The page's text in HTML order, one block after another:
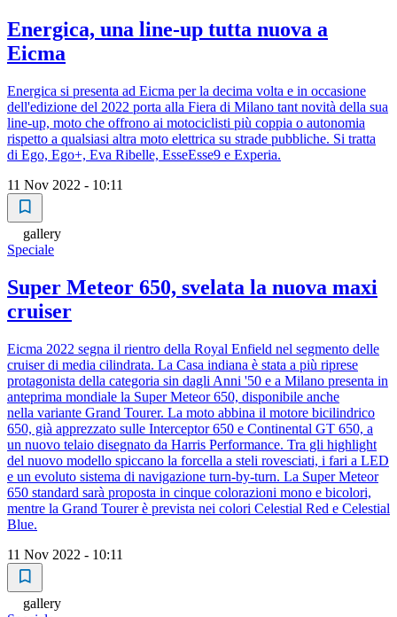
Energica, una line-up tutta nuova a
Eicma
Energica si presenta ad Eicma per la decima volta e in occasione
dell'edizione del 2022 porta alla Fiera di Milano tant novità della sua
line-up, moto che offrono ai motociclisti più coppia o autonomia
rispetto a qualsiasi altra moto elettrica su strade pubbliche. Si tratta
di Ego, Ego+, Eva Ribelle, EsseEsse9 e Experia.
11 Nov 2022 - 10:11
gallery
Speciale
Super Meteor 650, svelata la nuova maxi
cruiser
Eicma 2022 segna il rientro della Royal Enfield nel segmento delle
cruiser di media cilindrata. La Casa indiana è stata a più riprese
protagonista della categoria sin dagli Anni '50 e a Milano presenta in
anteprima mondiale la Super Meteor 650, disponibile anche
nella variante Grand Tourer. La moto abbina il motore bicilindrico
650, già apprezzato sulle Interceptor 650 e Continental GT 650, a
un nuovo telaio disegnato da Harris Performance. Tra gli highlight
del nuovo modello spiccano la forcella a steli rovesciati, i fari a LED
e un evoluto sistema di navigazione turn-by-turn. La Super Meteor
650 standard sarà proposta in cinque colorazioni mono e bicolori,
mentre la Grand Tourer è prevista nei colori Celestial Red e Celestial
Blue.
11 Nov 2022 - 10:11
gallery